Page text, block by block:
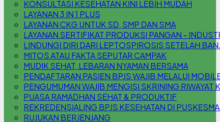
KONSULTASI KESEHATAN KINI LEBIH MUDAH
LAYANAN 3 IN 1 PLUS
LAYANAN CKG UNTUK SD, SMP DAN SMA
LAYANAN SERTIFIKAT PRODUKSI PANGAN -
LINDUNGI DIRI DARI LEPTOSPIROSIS SETELAH
MITOS ATAU FAKTA SEPUTAR CAMPAK
MUDIK SEHAT, LEBARAN NYAMAN BERSAMA
PENDAFTARAN PASIEN BPJS WAJIB MELALUI
PENGUMUMAN WAJIB MENGISI SKRINING RIWAYAT
PUASA RAMADHAN SEHAT & PRODUKTIF
REKREDENSIALING BPJS KESEHATAN DI
RUJUKAN BERJENJANG